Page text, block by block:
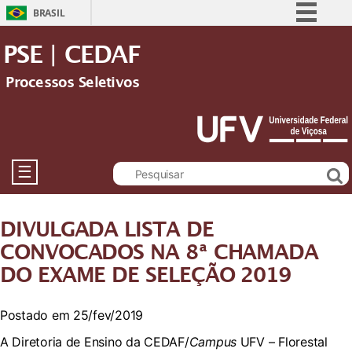
BRASIL
Acesso à informação
Legislação
Canais
PSE | CEDAF
Processos Seletivos
☰
DIVULGADA LISTA DE
CONVOCADOS NA 8ª CHAMADA
DO EXAME DE SELEÇÃO 2019
Postado em 25/fev/2019
A Diretoria de Ensino da CEDAF/Campus UFV – Florestal